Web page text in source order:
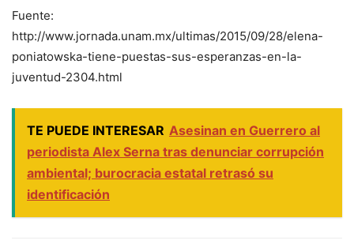
Fuente:
http://www.jornada.unam.mx/ultimas/2015/09/28/elena-
poniatowska-tiene-puestas-sus-esperanzas-en-la-
juventud-2304.html
TE PUEDE INTERESAR Asesinan en Guerrero al
periodista Alex Serna tras denunciar corrupción
ambiental; burocracia estatal retrasó su
identificación